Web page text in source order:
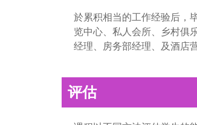
於累积相当的工作经验后，
览中心、私人会所、乡村俱
经理、房务部经理、及酒店
评估